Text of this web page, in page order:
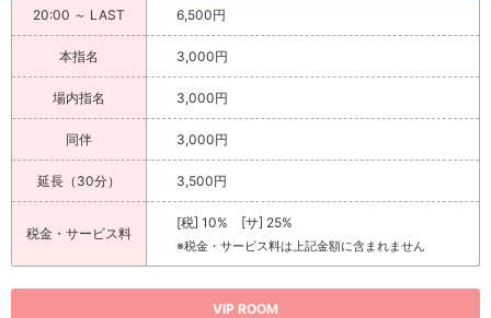
20:00 ～ LAST 6,500円
本指名 3,000円
場内指名 3,000円
同伴 3,000円
延長（30分） 3,500円
税金・サービス料
[税] 10% [サ] 25%
※税金・サービス料は上記金額に含まれません
VIP ROOM